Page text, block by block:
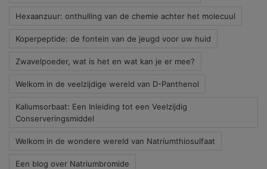
Hexaanzuur: onthulling van de chemie achter het molecuul
Koperpeptide: de fontein van de jeugd voor uw huid
Zwavelpoeder, wat is het en wat kan je er mee?
Welkom in de veelzijdige wereld van D-Panthenol
Kaliumsorbaat: Een Inleiding tot een Veelzijdig
Conserveringsmiddel
Welkom in de wondere wereld van Natriumthiosulfaat
Een blog over Natriumbromide